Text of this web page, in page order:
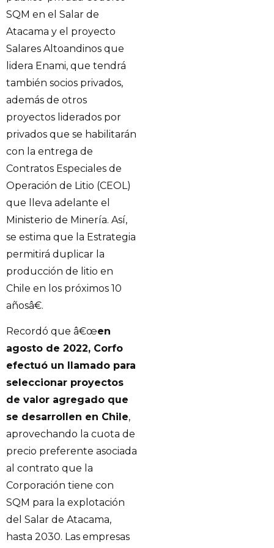
SQM en el Salar de
Atacama y el proyecto
Salares Altoandinos que
lidera Enami, que tendrá
también socios privados,
además de otros
proyectos liderados por
privados que se habilitarán
con la entrega de
Contratos Especiales de
Operación de Litio (CEOL)
que lleva adelante el
Ministerio de Minería. Así,
se estima que la Estrategia
permitirá duplicar la
producción de litio en
Chile en los próximos 10
añosâ€.
Recordó que â€œen
agosto de 2022, Corfo
efectuó un llamado para
seleccionar proyectos
de valor agregado que
se desarrollen en Chile,
aprovechando la cuota de
precio preferente asociada
al contrato que la
Corporación tiene con
SQM para la explotación
del Salar de Atacama,
hasta 2030. Las empresas